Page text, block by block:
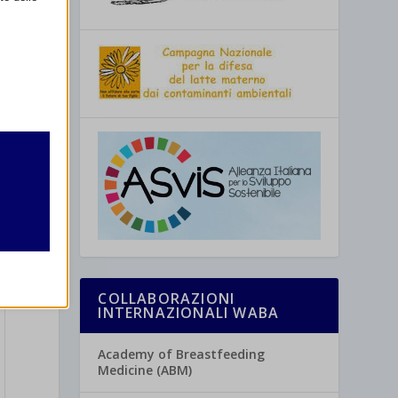
COLLABORAZIONI
INTERNAZIONALI WABA
Academy of Breastfeeding
Medicine (ABM)